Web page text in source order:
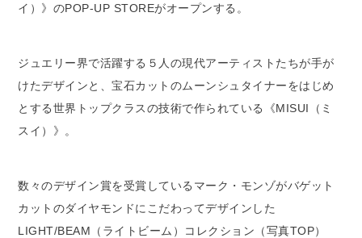
イ）》のPOP-UP STOREがオープンする。
ジュエリー界で活躍する５人の現代アーティストたちが手が
けたデザインと、宝石カットのムーンシュタイナーをはじめ
とする世界トップクラスの技術で作られている《MISUI（ミ
スイ）》。
数々のデザイン賞を受賞しているマーク・モンゾがバゲット
カットのダイヤモンドにこだわってデザインした
LIGHT/BEAM（ライトビーム）コレクション（写真TOP）